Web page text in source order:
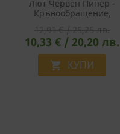
Лют Червен Пипер -
Кръвообращение,
100 Капсули
10,33 € / 20,20 лв.
 КУПИ